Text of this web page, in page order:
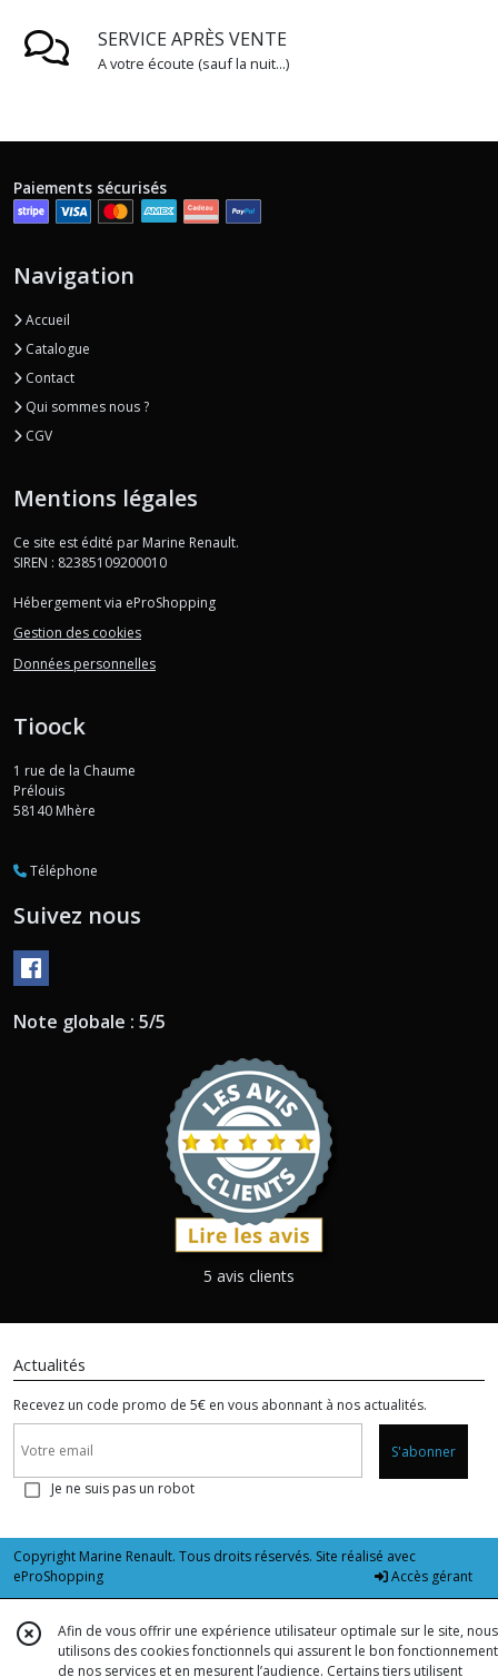
SERVICE APRÈS VENTE
A votre écoute (sauf la nuit...)
Paiements sécurisés
Navigation
Accueil
Catalogue
Contact
Qui sommes nous ?
CGV
Mentions légales
Ce site est édité par Marine Renault.
SIREN : 82385109200010
Hébergement via eProShopping
Gestion des cookies
Données personnelles
Tioock
1 rue de la Chaume
Prélouis
58140 Mhère
Téléphone
Suivez nous
Note globale : 5/5
5 avis clients
Actualités
Recevez un code promo de 5€ en vous abonnant à nos actualités.
S'abonner
Je ne suis pas un robot
Copyright Marine Renault. Tous droits réservés. Site réalisé avec
eProShopping
Accès gérant
Afin de vous offrir une expérience utilisateur optimale sur le site, nous
utilisons des cookies fonctionnels qui assurent le bon fonctionnement
de nos services et en mesurent l’audience. Certains tiers utilisent